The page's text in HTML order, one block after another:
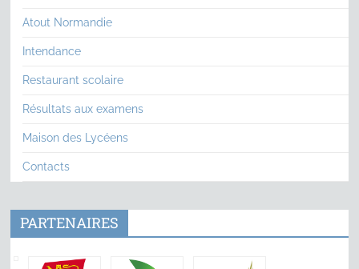
Atout Normandie
Intendance
Restaurant scolaire
Résultats aux examens
Maison des Lycéens
Contacts
PARTENAIRES